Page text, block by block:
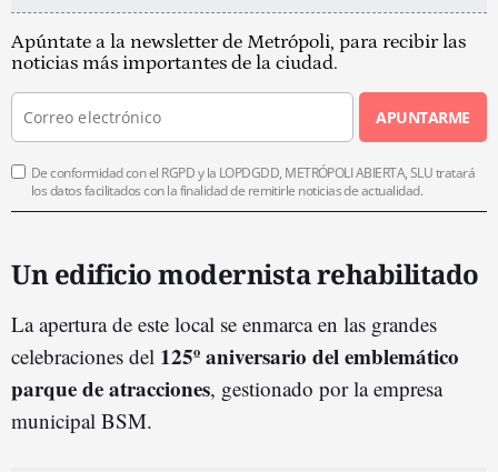
Apúntate a la newsletter de Metrópoli, para recibir las
noticias más importantes de la ciudad.
APUNTARME
De conformidad con el RGPD y la LOPDGDD, METRÓPOLI ABIERTA, SLU tratará
los datos facilitados con la finalidad de remitirle noticias de actualidad.
Un edificio modernista rehabilitado
La apertura de este local se enmarca en las grandes
celebraciones del 125º aniversario del emblemático
parque de atracciones, gestionado por la empresa
municipal BSM.